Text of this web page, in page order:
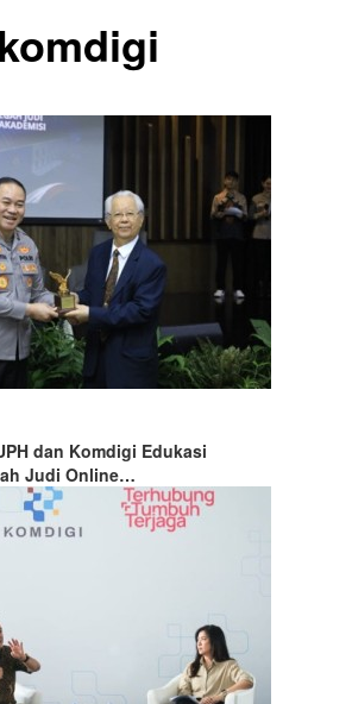
dan Komdigi Edukasi
Judi Online…